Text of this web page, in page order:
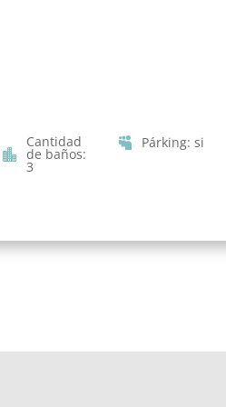
Cantidad
de baños:
3
Párking:si